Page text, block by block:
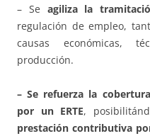
– Se agiliza la
regulación de empleo,
causas económicas,
producción.
– Se refuerza la
por un ERTE,
prestación contributiva